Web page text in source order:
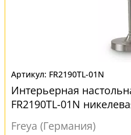
FR2190TL-01N
Интерьерная
FR2190TL-01N
Freya (Германия)